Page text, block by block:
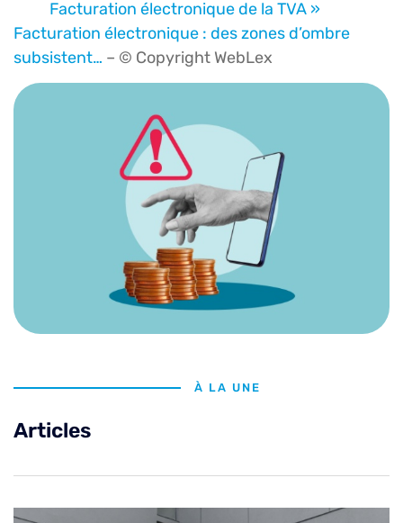
Facturation électronique de la TVA »
Facturation électronique : des zones d’ombre
subsistent… – © Copyright WebLex
À LA UNE
Articles